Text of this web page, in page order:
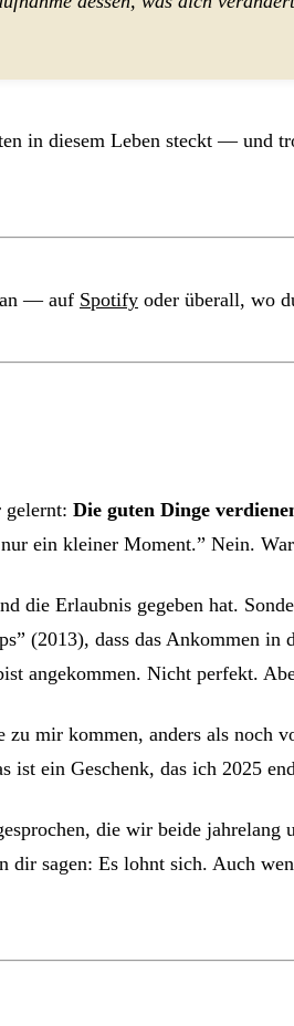
in diesem Leben steckt — und
an — auf Spotify oder überall, wo
gelernt: Die guten Dinge
ein kleiner Moment.” Nein.
die Erlaubnis gegeben hat.
(2013), dass das Ankommen in
angekommen. Nicht perfekt.
zu mir kommen, anders als noch
ein Geschenk, das ich 2025
die wir beide
sagen: Es lohnt sich. Auch